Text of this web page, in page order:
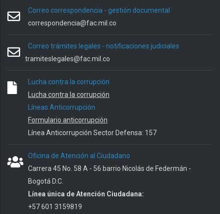
Correo correspondencia - gestión documental
correspondencia@fac.mil.co
Correo trámites legales - notificaciones judiciales
tramiteslegales@fac.mil.co
Lucha contra la corrupción
Lucha contra la corrupción
Líneas Anticorrupción
Formulario anticorrupción
Línea Anticorrupción Sector Defensa: 157
Oficina de Atención al Ciudadano
Carrera 45 No. 58 A - 56 barrio Nicolás de Federmán -
Bogotá D.C.
Línea única de Atención Ciudadana:
+57 601 3159819